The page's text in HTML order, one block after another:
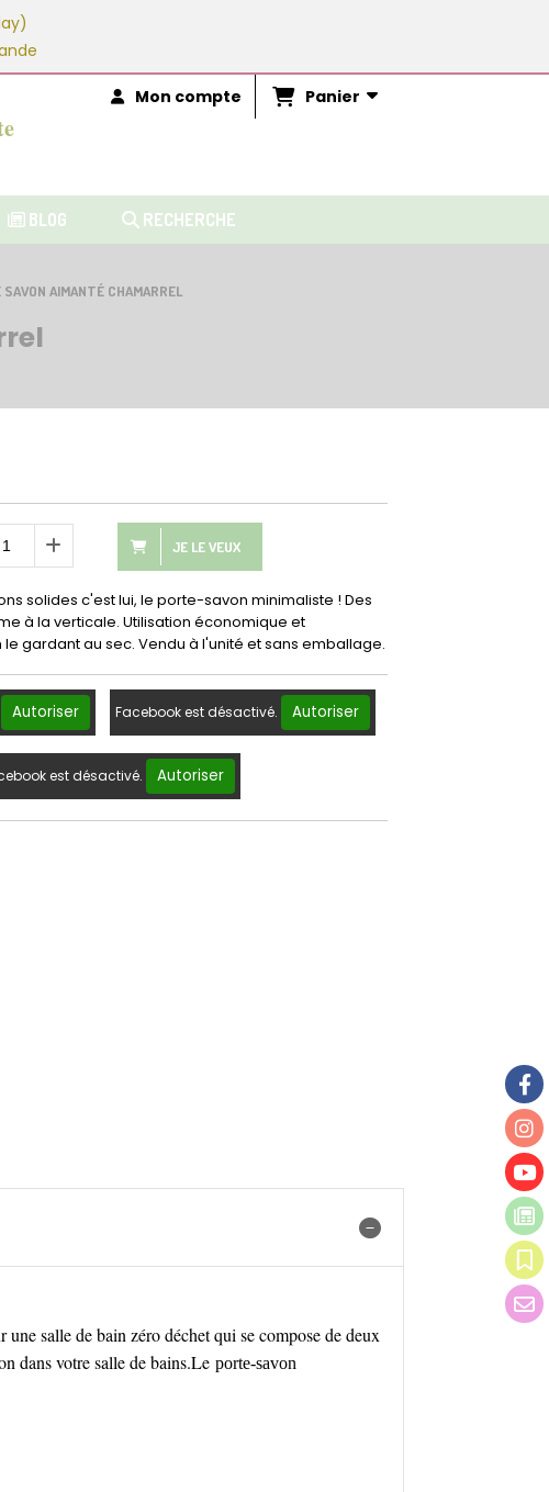
Mon compte Panier
BLOG RECHERCHE
AIMANTÉ CHAMARREL
JE LE VEUX
solides c'est lui, le porte-savon minimaliste ! Des
à la verticale. Utilisation économique et
gardant au sec. Vendu à l'unité et sans emballage.
Autoriser Facebook est désactivé. Autoriser
est désactivé. Autoriser
salle de bain zéro déchet qui se compose de deux
dans votre salle de bains.Le porte-savon